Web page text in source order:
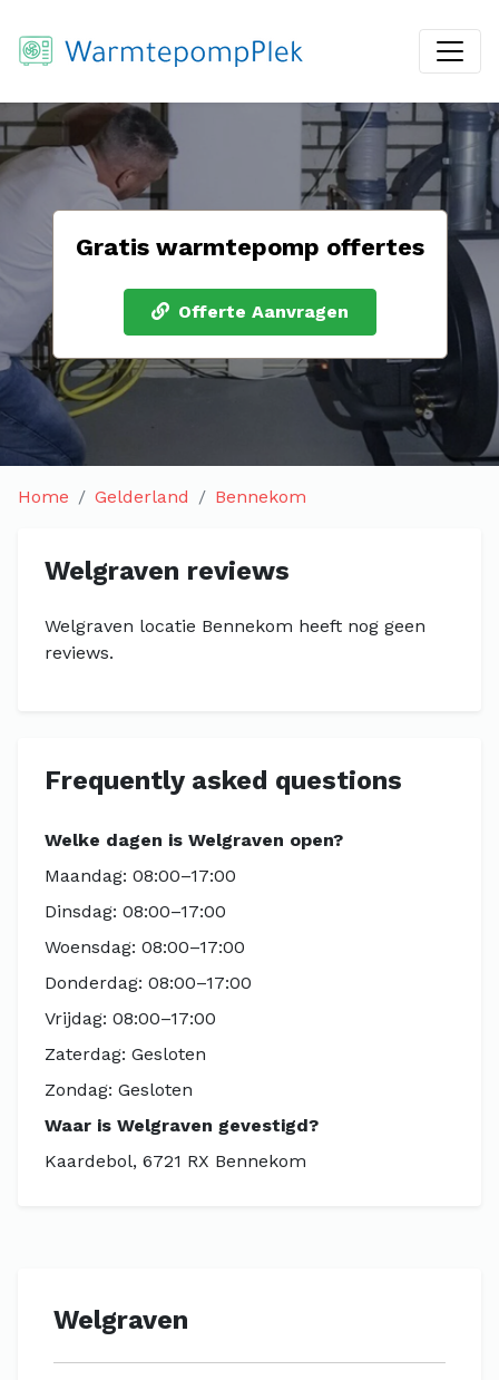
Gratis warmtepomp offertes
Offerte Aanvragen
Home Gelderland Bennekom
Welgraven reviews
Welgraven locatie Bennekom heeft nog geen
reviews.
Frequently asked questions
Welke dagen is Welgraven open?
Maandag: 08:00–17:00
Dinsdag: 08:00–17:00
Woensdag: 08:00–17:00
Donderdag: 08:00–17:00
Vrijdag: 08:00–17:00
Zaterdag: Gesloten
Zondag: Gesloten
Waar is Welgraven gevestigd?
Kaardebol, 6721 RX Bennekom
Welgraven